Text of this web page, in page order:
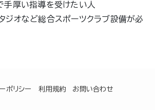
手厚い指導を受けたい人
ジオなど総合スポーツクラブ設備が必
ポリシー 利用規約 お問い合わせ